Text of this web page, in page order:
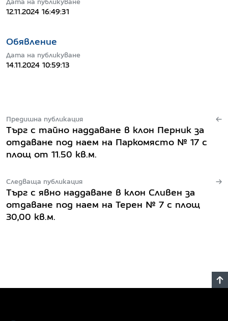
Предишна публикация
Търг с тайно наддаване в клон Перник за
отдаване под наем на Паркомясто № 17 с
площ от 11.50 кв.м.
Следваща публикация
Търг с явно наддаване в клон Сливен за
отдаване под наем на Терен № 7 с площ
30,00 кв.м.
12.11.2024 16:49:31
Обявление
Дата на публикуване
14.11.2024 10:59:13